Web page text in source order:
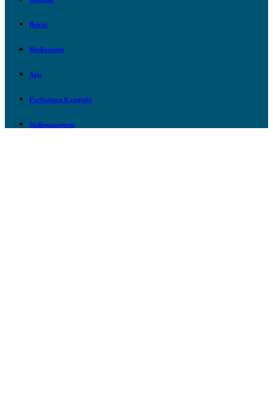
Beirat
Mediadaten
App
Fachwissen Kompakt
Stellenanzeigen